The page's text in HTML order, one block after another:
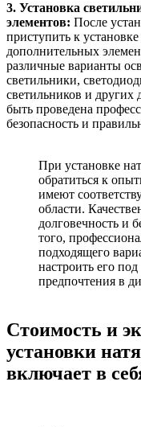
3. Установка
элементов: После
приступить к
дополнительных
различные варианты
светильники,
светильников и
быть проведена
безопасность и
При установке
обратиться к
имеют
области.
долговечность и
того,
подходящего
настроить его
предпочтения в
Стоимость и
установки
включает в